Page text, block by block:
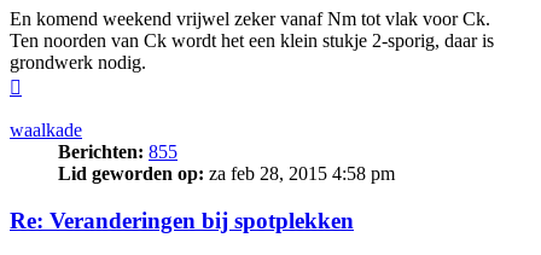
En komend weekend vrijwel zeker vanaf Nm tot vlak voor Ck.
Ten noorden van Ck wordt het een klein stukje 2-sporig, daar is
grondwerk nodig.
waalkade
Berichten: 855
Lid geworden op: za feb 28, 2015 4:58 pm
Re: Veranderingen bij spotplekken